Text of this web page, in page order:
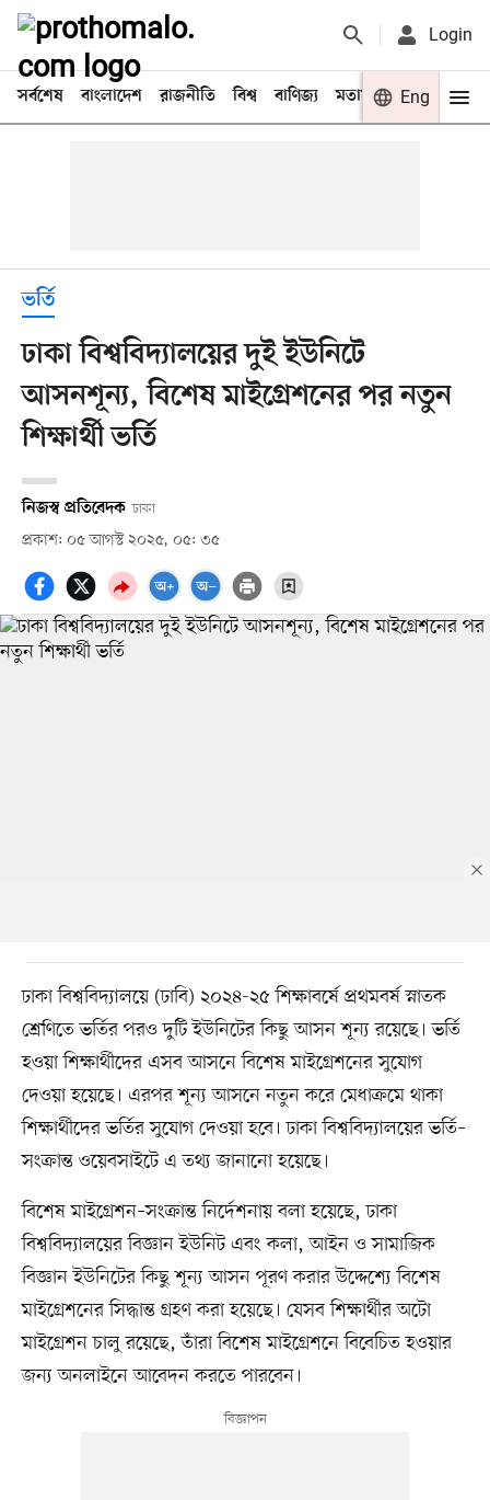
Login
সর্বশেষ বাংলাদেশ রাজনীতি বিশ্ব বাণিজ্য মতামত খেলা
Eng
ভর্তি
ঢাকা বিশ্ববিদ্যালয়ের দুই ইউনিটে
আসনশূন্য, বিশেষ মাইগ্রেশনের পর নতুন
শিক্ষার্থী ভর্তি
নিজস্ব প্রতিবেদক ঢাকা
প্রকাশ: ০৫ আগস্ট ২০২৫, ০৫: ৩৫
ঢাকা বিশ্ববিদ্যালয়ে (ঢাবি) ২০২৪-২৫ শিক্ষাবর্ষে প্রথমবর্ষ স্নাতক
শ্রেণিতে ভর্তির পরও দুটি ইউনিটের কিছু আসন শূন্য রয়েছে। ভর্তি
হওয়া শিক্ষার্থীদের এসব আসনে বিশেষ মাইগ্রেশনের সুযোগ
দেওয়া হয়েছে। এরপর শূন্য আসনে নতুন করে মেধাক্রমে থাকা
শিক্ষার্থীদের ভর্তির সুযোগ দেওয়া হবে। ঢাকা বিশ্ববিদ্যালয়ের ভর্তি–
সংক্রান্ত ওয়েবসাইটে এ তথ্য জানানো হয়েছে।
বিশেষ মাইগ্রেশন–সংক্রান্ত নির্দেশনায় বলা হয়েছে, ঢাকা
বিশ্ববিদ্যালয়ের বিজ্ঞান ইউনিট এবং কলা, আইন ও সামাজিক
বিজ্ঞান ইউনিটের কিছু শূন্য আসন পূরণ করার উদ্দেশ্যে বিশেষ
মাইগ্রেশনের সিদ্ধান্ত গ্রহণ করা হয়েছে। যেসব শিক্ষার্থীর অটো
মাইগ্রেশন চালু রয়েছে, তাঁরা বিশেষ মাইগ্রেশনে বিবেচিত হওয়ার
জন্য অনলাইনে আবেদন করতে পারবেন।